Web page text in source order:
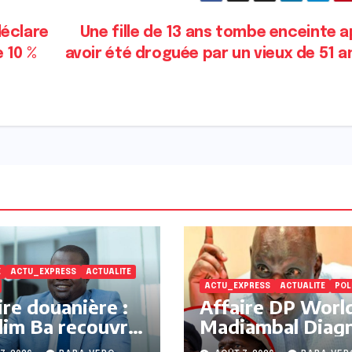
Une fille de 13 ans tombe enceinte
avoir été droguée par un vieux de 51
%
ACTU_EXPRESS
ACTUALITE
douanière :
Ba recouvre
après près
ACTU_EXPRESS ACTUALITE
Affaire DP
Madiambal
évoque une